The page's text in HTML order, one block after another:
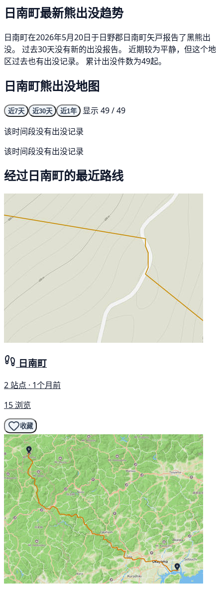
日南町最新熊出没趋势
日南町在2026年5月20日于日野郡日南町矢戸报告了黑熊出
没。 过去30天没有新的出没报告。 近期较为平静，但这个地
区过去也有出没记录。 累计出没件数为49起。
日南町熊出没地图
近7天 近30天 近1年
显示 49 / 49
该时间段没有出没记录
该时间段没有出没记录
经过日南町的最近路线
日南町
2 站点 · 1个月前
15 浏览
收藏